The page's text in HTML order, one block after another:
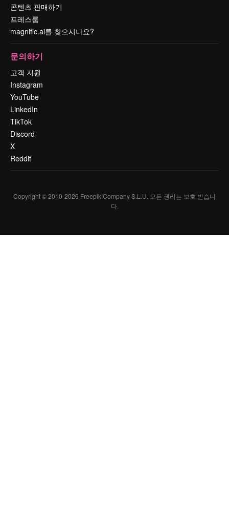
콘텐츠 판매하기
프레스룸
magnific.ai를 찾으시나요?
문의하기
고객 지원
Instagram
YouTube
LinkedIn
TikTok
Discord
X
Reddit
Copyright © 2010-2026 Freepik Company S.L.U. 모든 권리는 보호 받습니
다.